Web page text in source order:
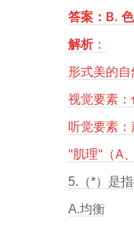
答案：B.
解析：
形式美的自
视觉要素
听觉要素：
"肌理"（A
5.（*）是
A.均衡